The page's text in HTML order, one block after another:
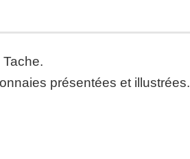
présentées et illustrées.